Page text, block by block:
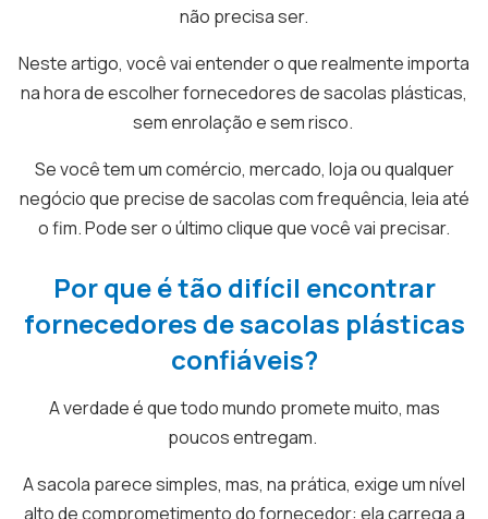
não precisa ser.
Neste artigo, você vai entender o que realmente importa
na hora de escolher fornecedores de sacolas plásticas,
sem enrolação e sem risco.
Se você tem um comércio, mercado, loja ou qualquer
negócio que precise de sacolas com frequência, leia até
o fim. Pode ser o último clique que você vai precisar.
Por que é tão difícil encontrar
fornecedores de sacolas plásticas
confiáveis?
A verdade é que todo mundo promete muito, mas
poucos entregam.
A sacola parece simples, mas, na prática, exige um nível
alto de comprometimento do fornecedor: ela carrega a